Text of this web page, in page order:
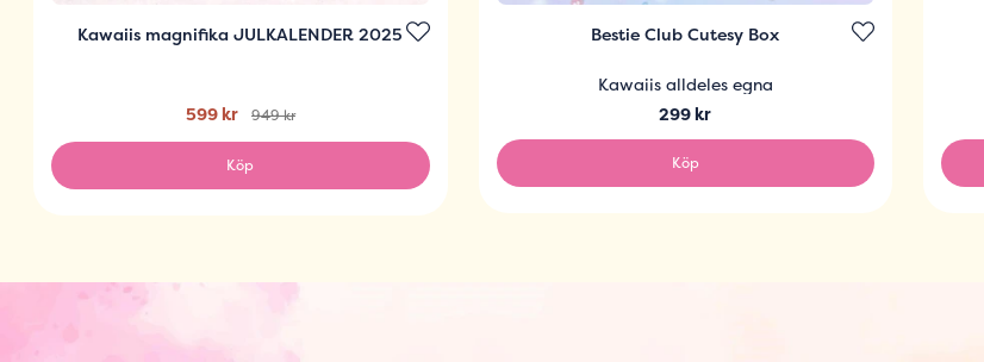
Kawaiis magnifika JULKALENDER 2025
599 kr 949 kr
Köp
Bestie Club Cutesy Box
Kawaiis alldeles egna
299 kr
Köp